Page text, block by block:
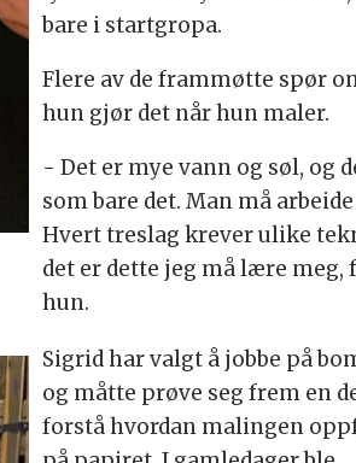
bare i startgropa.
Flere av de frammøtte spør
hun gjør det når hun maler.
- Det er mye vann og søl, og
som bare det. Man må
Hvert treslag krever ulike
det er dette jeg må lære
hun.
Sigrid har valgt å jobbe på
og måtte prøve seg frem en
forstå hvordan malingen